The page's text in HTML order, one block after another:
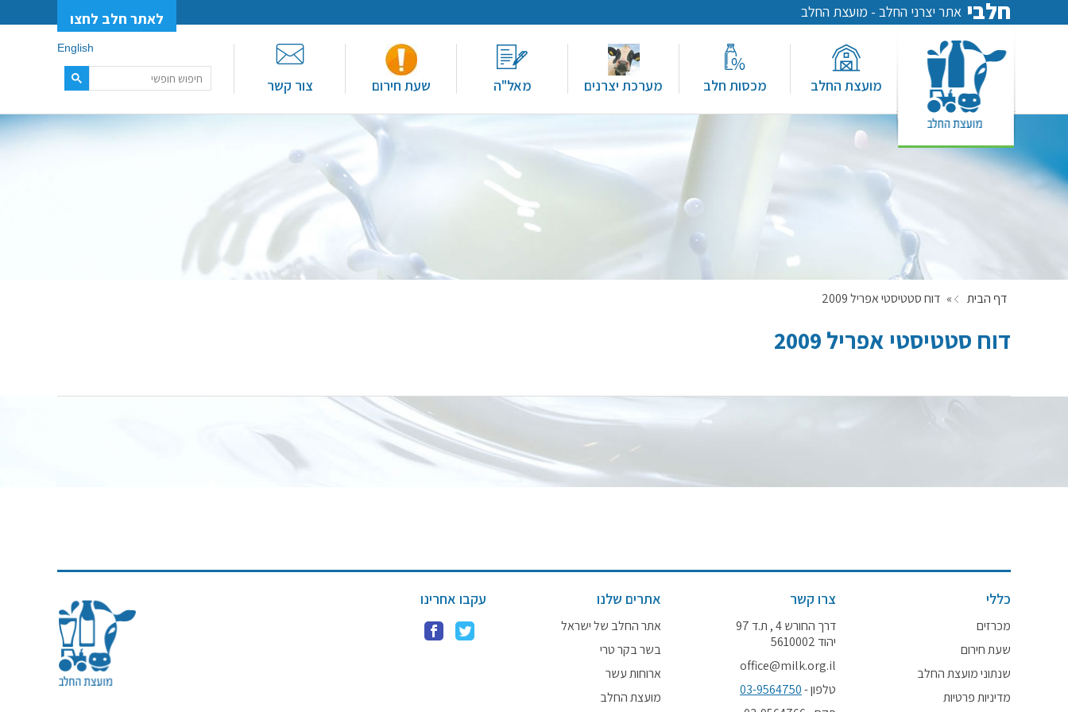
חלבי אתר יצרני החלב - מועצת החלב לאתר חלב לחצו
מועצת החלב מכסות חלב מערכת יצרנים מאל"ה שעת חירום צור קשר
English
דף הבית » דוח סטטיסטי אפריל 2009
דוח סטטיסטי אפריל 2009
כללי
מכרזים
שעת חירום
שנתוני מועצת החלב
מדיניות פרטיות
צרו קשר
דרך החורש 4 , ת.ד 97
יהוד 5610002
office@milk.org.il
טלפון -03-9564750
אתרים שלנו
אתר החלב של ישראל
בשר בקר טרי
ארוחות עשר
מועצת החלב
עקבו אחרינו